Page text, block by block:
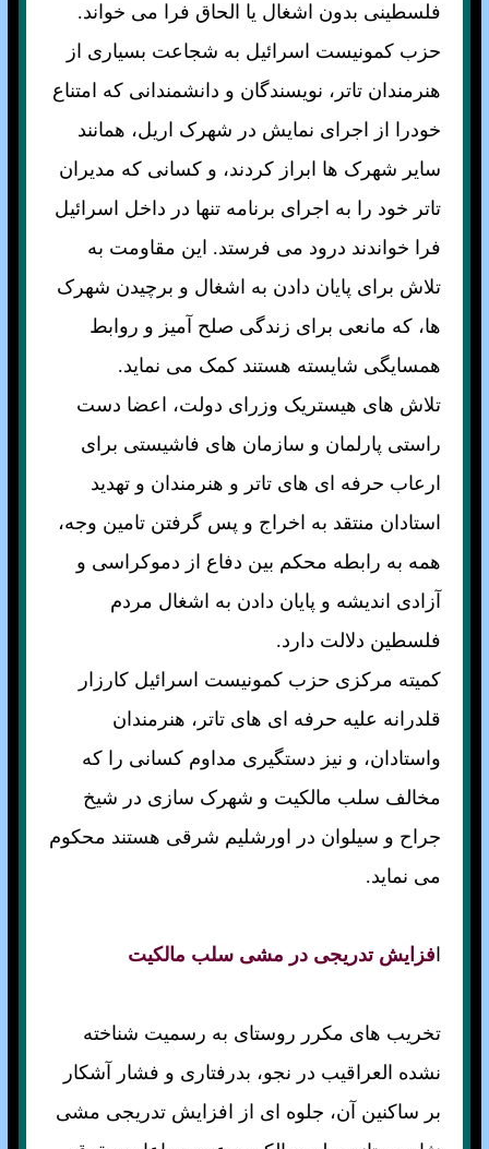
فلسطينی بدون اشغال يا الحاق فرا می خواند.
حزب کمونيست اسرائيل به شجاعت بسياری از
هنرمندان تاتر، نويسندگان و دانشمندانی که امتناع
خودرا از اجرای نمايش در شهرک اريل، همانند
ساير شهرک ها ابراز کردند، و کسانی که مديران
تاتر خود را به اجرای برنامه تنها در داخل اسرائيل
فرا خواندند درود می فرستد. اين مقاومت به
تلاش برای پايان دادن به اشغال و برچيدن شهرک
ها، که مانعی برای زندگی صلح آميز و روابط
همسايگی شايسته هستند کمک می نمايد.
تلاش های هيستريک وزرای دولت، اعضا دست
راستی پارلمان و سازمان های فاشيستی برای
ارعاب حرفه ای های تاتر و هنرمندان و تهديد
استادان منتقد به اخراج و پس گرفتن تامين وجه،
همه به رابطه محکم بين دفاع از دموکراسی و
آزادی انديشه و پايان دادن به اشغال مردم
فلسطين دلالت دارد.
کميته مرکزی حزب کمونيست اسرائيل کارزار
قلدرانه عليه حرفه ای های تاتر، هنرمندان
واستادان، و نيز دستگيری مداوم کسانی را که
مخالف سلب مالکيت و شهرک سازی در شيخ
جراح و سيلوان در اورشليم شرقی هستند محکوم
می نمايد.
فزايش تدريجی در مشی سلب مالکيت
تخريب های مکرر روستای به رسميت شناخته
نشده العراقيب در نجو، بدرفتاری و فشار آشکار
بر ساکنين آن، جلوه ای از افزايش تدريجی مشی